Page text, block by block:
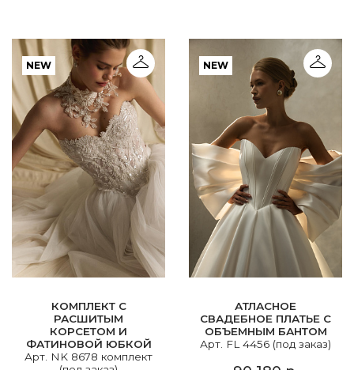
NEW
КОМПЛЕКТ С
РАСШИТЫМ
КОРСЕТОМ И
ФАТИНОВОЙ ЮБКОЙ
Арт. NK 8678 комплект
NEW
АТЛАСНОЕ
СВАДЕБНОЕ ПЛАТЬЕ С
ОБЪЕМНЫМ БАНТОМ
Арт. FL 4456 (под заказ)